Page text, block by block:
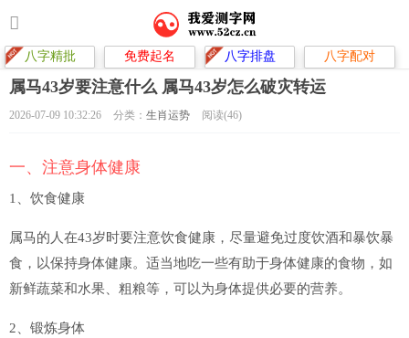
八字精批 免费起名 八字排盘 八字配对
属马43岁要注意什么 属马43岁怎么破灾转运
2026-07-09 10:32:26 分类： 生肖运势 阅读(46)
一、注意身体健康
1、饮食健康
属马的人在43岁时要注意饮食健康，尽量避免过度饮酒和暴饮暴
食，以保持身体健康。适当地吃一些有助于身体健康的食物，如
新鲜蔬菜和水果、粗粮等，可以为身体提供必要的营养。
2、锻炼身体